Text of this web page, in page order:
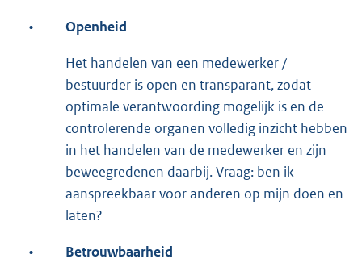
• Openheid
Het handelen van een medewerker /
bestuurder is open en transparant, zodat
optimale verantwoording mogelijk is en de
controlerende organen volledig inzicht hebben
in het handelen van de medewerker en zijn
beweegredenen daarbij. Vraag: ben ik
aanspreekbaar voor anderen op mijn doen en
laten?
• Betrouwbaarheid